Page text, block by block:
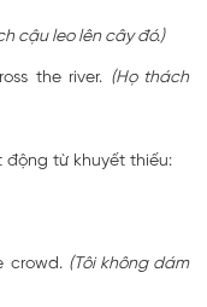
cậu leo lên cây đó.)
the river. (Họ thách
động từ khuyết thiếu:
crowd. (Tôi không dám